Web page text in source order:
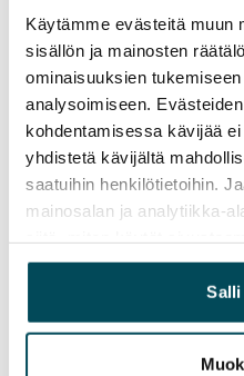
Käytämme evästeitä muun
sisällön ja mainosten
ominaisuuksien
analysoimiseen.
kohdentamisessa kävijää
yhdistetä kävijältä
saatuihin henkilötietoihin.
mainosalan ja analytiikka-
yhdistää näitä tietoja
heille tai joita on kerätty,
palvelujaan.
Salli